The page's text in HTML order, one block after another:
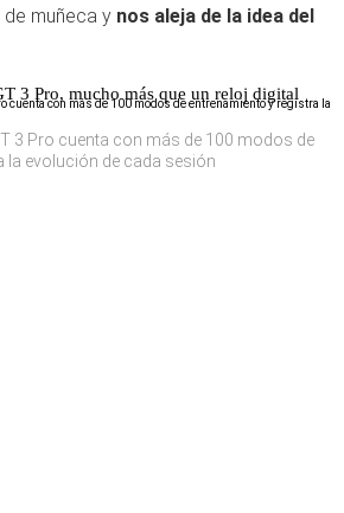
muñeca y nos aleja de la idea del
3 Pro, mucho más que un reloj digital
3 Pro cuenta con más de 100 modos de
la evolución de cada sesión